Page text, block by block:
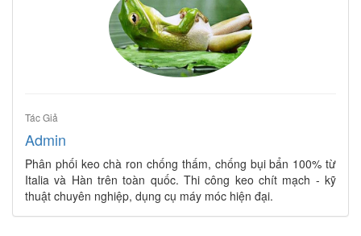
Tác Giả
Admin
Phân phối keo chà ron chống thấm, chống bụi bẩn 100% từ
Italia và Hàn trên toàn quốc. Thi công keo chít mạch - kỹ
thuật chuyên nghiệp, dụng cụ máy móc hiện đại.